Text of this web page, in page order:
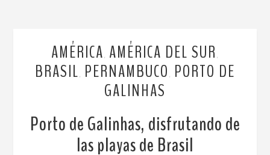
AMÉRICA AMÉRICA DEL SUR
BRASIL PERNAMBUCO PORTO DE
GALINHAS
Porto de Galinhas, disfrutando de
las playas de Brasil